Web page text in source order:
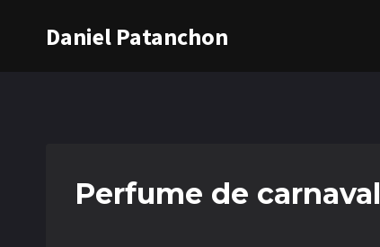
Daniel Patanchon
Perfume de carnaval